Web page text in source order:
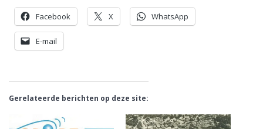
Facebook X WhatsApp
E-mail
Gerelateerde berichten op deze site: